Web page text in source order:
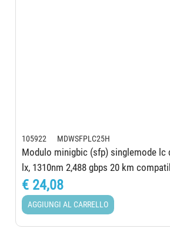
105922 MDWSFPLC25H
Modulo minigbic (sfp) singlemode lc
lx, 1310nm 2,488 gbps 20 km
€ 24,08
AGGIUNGI AL CARRELLO